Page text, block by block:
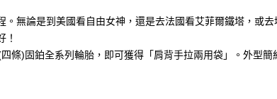
。無論是到美國看自由女神，還是去法國看艾菲爾鐵塔，或
！
條)固鉑全系列輪胎，即可獲得「肩背手拉兩用袋」。外型